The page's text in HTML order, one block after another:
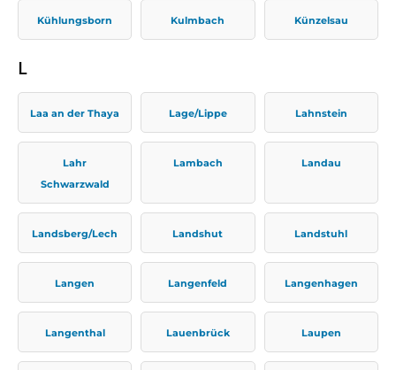
Kühlungsborn Kulmbach Künzelsau
L
Laa an der Thaya Lage/Lippe Lahnstein
Lahr
Schwarzwald
Lambach Landau
Landsberg/Lech Landshut Landstuhl
Langen Langenfeld Langenhagen
Langenthal Lauenbrück Laupen